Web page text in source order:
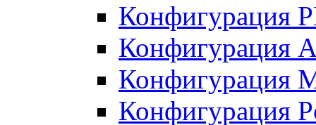
Конфигурация
Конфигурация
Конфигурация
Конфигурация